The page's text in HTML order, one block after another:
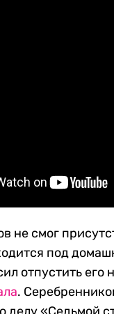
не смог
под
отпустить его
.